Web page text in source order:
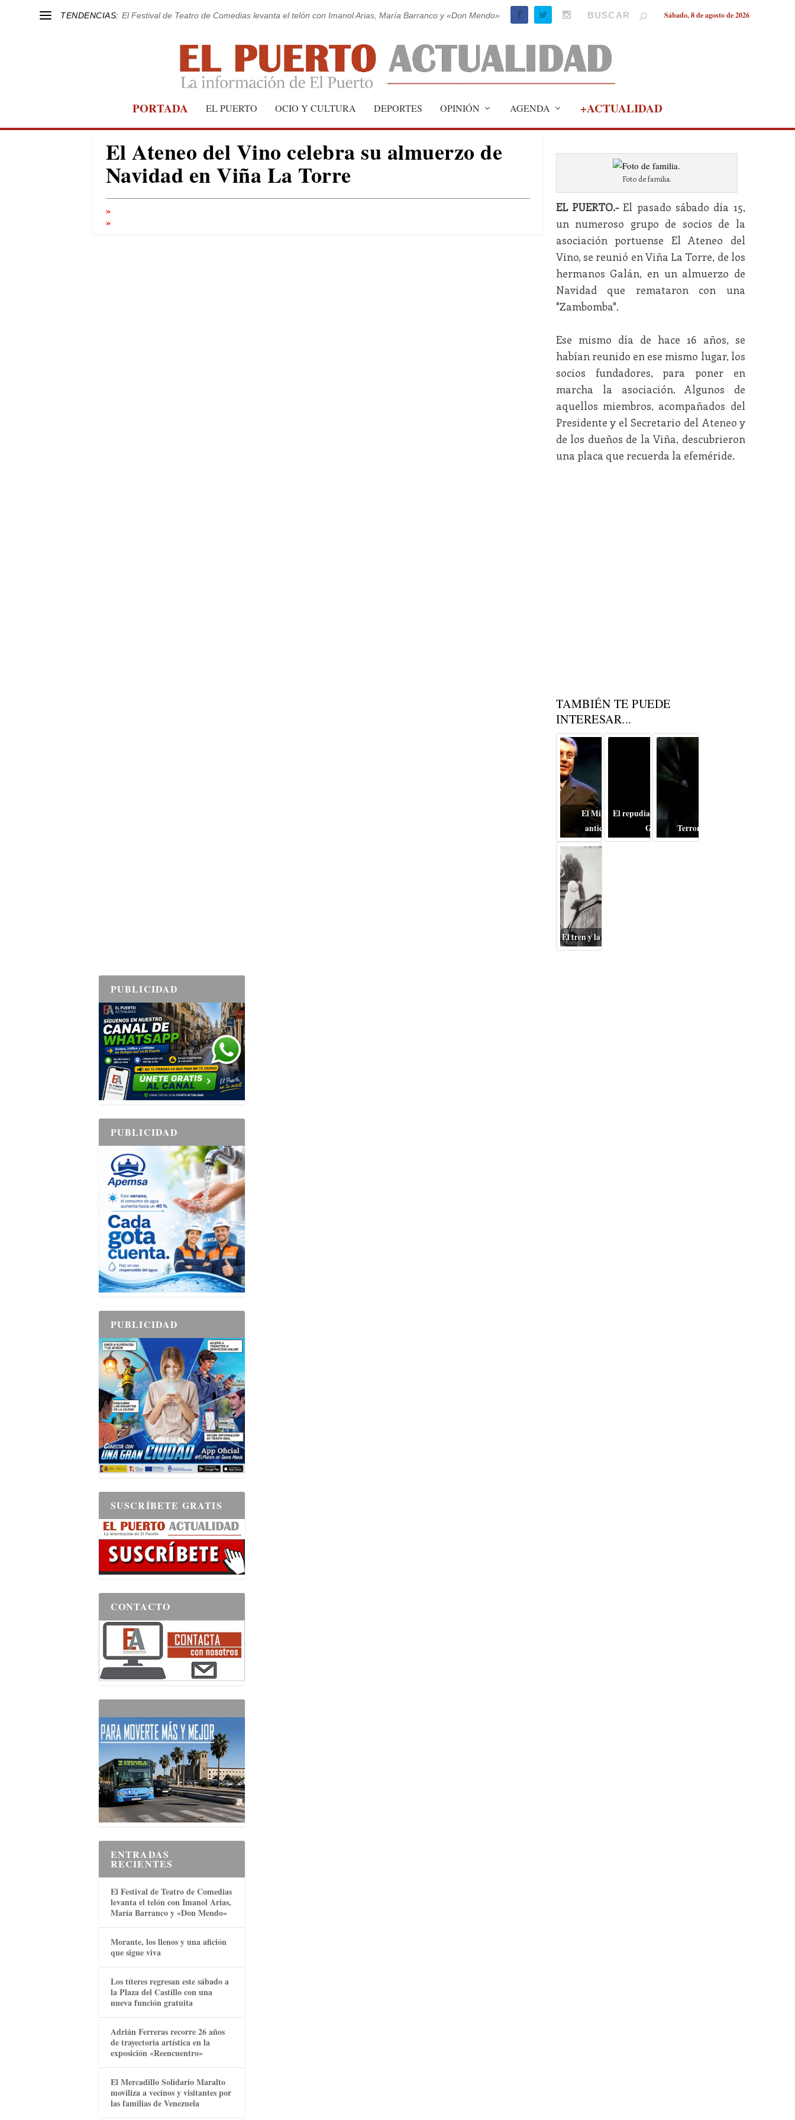
TENDENCIAS: El Festival de Teatro de Comedias levanta el telón con Imanol Arias, María Barranco y «Don Mendo» Sábado, 8 de agosto de 2026
PORTADA EL PUERTO OCIO Y CULTURA DEPORTES OPINIÓN AGENDA +ACTUALIDAD
El Ateneo del Vino celebra su almuerzo de
Navidad en Viña La Torre Foto de familia.
EL PUERTO.-El pasado sábado día 15,
un numeroso grupo de socios de la
asociación portuense El Ateneo del
Vino, se reunió en Viña La Torre, de los
hermanos Galán, en un almuerzo de
Navidad que remataron con una
"Zambomba".
Ese mismo día de hace 16 años, se
habían reunido en ese mismo lugar, los
socios fundadores, para poner en
marcha la asociación. Algunos de
aquellos miembros, acompañados del
Presidente y el Secretario del Ateneo y
de los dueños de la Viña, descubrieron
una placa que recuerda la efeméride.
TAMBIÉN TE PUEDE
INTERESAR...
El Miloš Forman
anticomunista
El repudiable drama de la
Guerra
Terror del bueno
El tren y la Gran Depresión
PUBLICIDAD
PUBLICIDAD
PUBLICIDAD
SUSCRÍBETE GRATIS
CONTACTO
ENTRADAS
RECIENTES
El Festival de Teatro de Comedias
levanta el telón con Imanol Arias,
María Barranco y «Don Mendo»
Morante, los llenos y una afición
que sigue viva
Los títeres regresan este sábado a
la Plaza del Castillo con una
nueva función gratuita
Adrián Ferreras recorre 26 años
de trayectoria artística en la
exposición «Reencuentro»
El Mercadillo Solidario Maralto
moviliza a vecinos y visitantes por
las familias de Venezuela